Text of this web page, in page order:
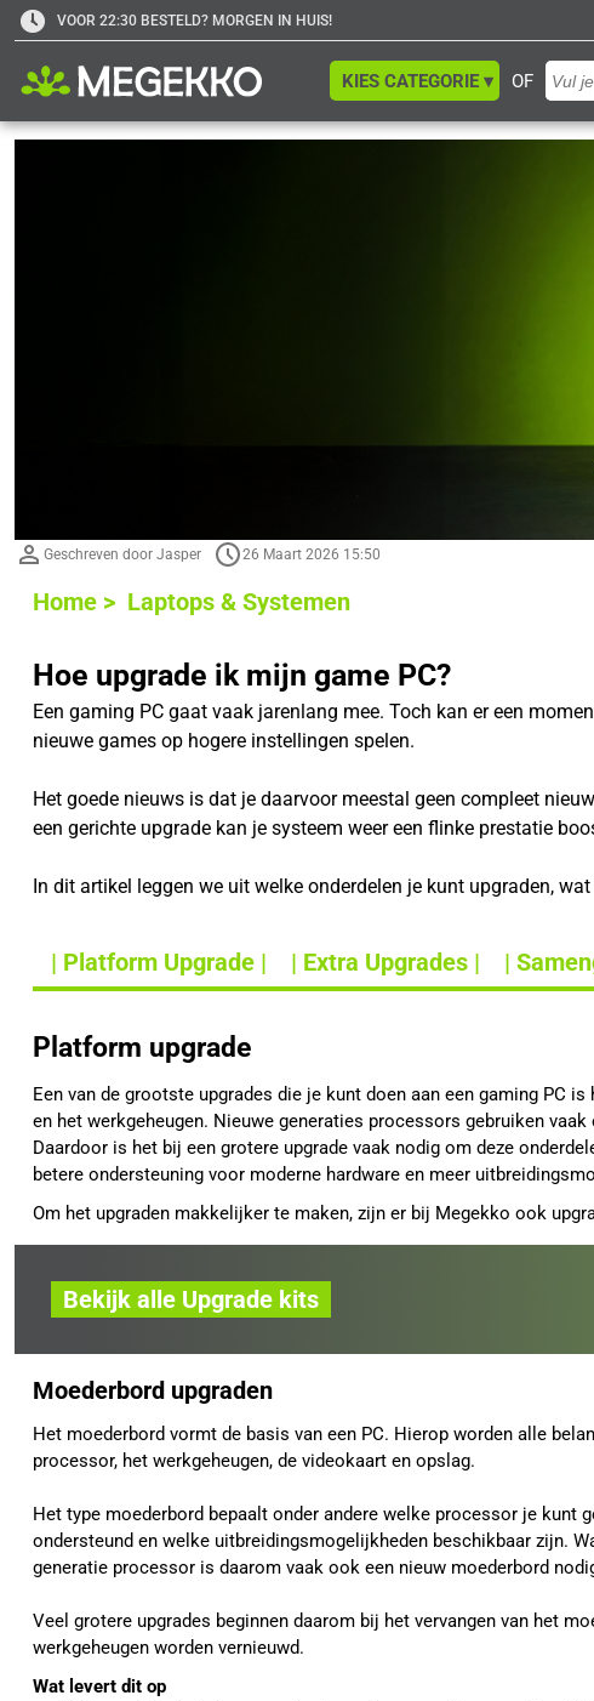
VOOR 22:30 BESTELD? MORGEN IN HUIS!
OF
KIES CATEGORIE ▾
Geschreven door Jasper 26 Maart 2026 15:50
Home > Laptops & Systemen
Hoe upgrade ik mijn game PC?
Een gaming PC gaat vaak jarenlang mee. Toch kan er een
nieuwe games op hogere instellingen spelen.
Het goede nieuws is dat je daarvoor meestal geen compleet
een gerichte upgrade kan je systeem weer een flinke prestatie
In dit artikel leggen we uit welke onderdelen je kunt upgraden,
| Platform Upgrade | | Extra Upgrades | |
Platform upgrade
Een van de grootste upgrades die je kunt doen aan een gaming PC
en het werkgeheugen. Nieuwe generaties processors gebruiken
Daardoor is het bij een grotere upgrade vaak nodig om deze
betere ondersteuning voor moderne hardware en meer
Om het upgraden makkelijker te maken, zijn er bij Megekko ook
Bekijk alle Upgrade kits
Moederbord upgraden
Het moederbord vormt de basis van een PC. Hierop worden alle
processor, het werkgeheugen, de videokaart en opslag.
Het type moederbord bepaalt onder andere welke processor je kunt
ondersteund en welke uitbreidingsmogelijkheden beschikbaar zijn.
generatie processor is daarom vaak ook een nieuw moederbord
Veel grotere upgrades beginnen daarom bij het vervangen van het
werkgeheugen worden vernieuwd.
Wat levert dit op